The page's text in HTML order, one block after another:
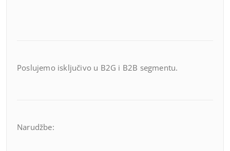
Poslujemo isključivo u B2G i B2B segmentu.
Narudžbe: